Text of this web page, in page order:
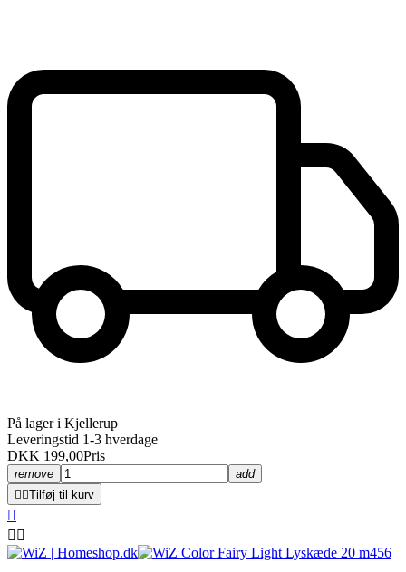
På lager i Kjellerup
Leveringstid 1-3 hverdage
DKK 199,00Pris
remove
add
Tilføj til kurv

 